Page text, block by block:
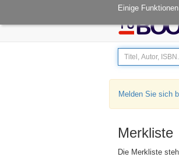
Einige
Öffnungszeiten:
Melden Sie sich
Merkliste
Die Merkliste